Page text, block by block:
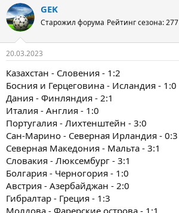
GEK
Старожил форума Рейтинг сезона: 277
20.03.2023
Казахстан - Словения - 1:2
Босния и Герцеговина - Исландия - 1:0
Дания - Финляндия - 2:1
Италия - Англия - 1:0
Португалия - Лихтенштейн - 3:0
Сан-Марино - Северная Ирландия - 0:3
Северная Македония - Мальта - 3:1
Словакия - Люксембург - 3:1
Болгария - Черногория - 1:0
Австрия - Азербайджан - 2:0
Гибралтар - Греция - 1:3
Молдова - Фарерские острова - 1:1